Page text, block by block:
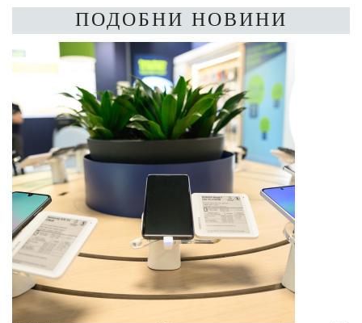
ПОДОБНИ НОВИНИ